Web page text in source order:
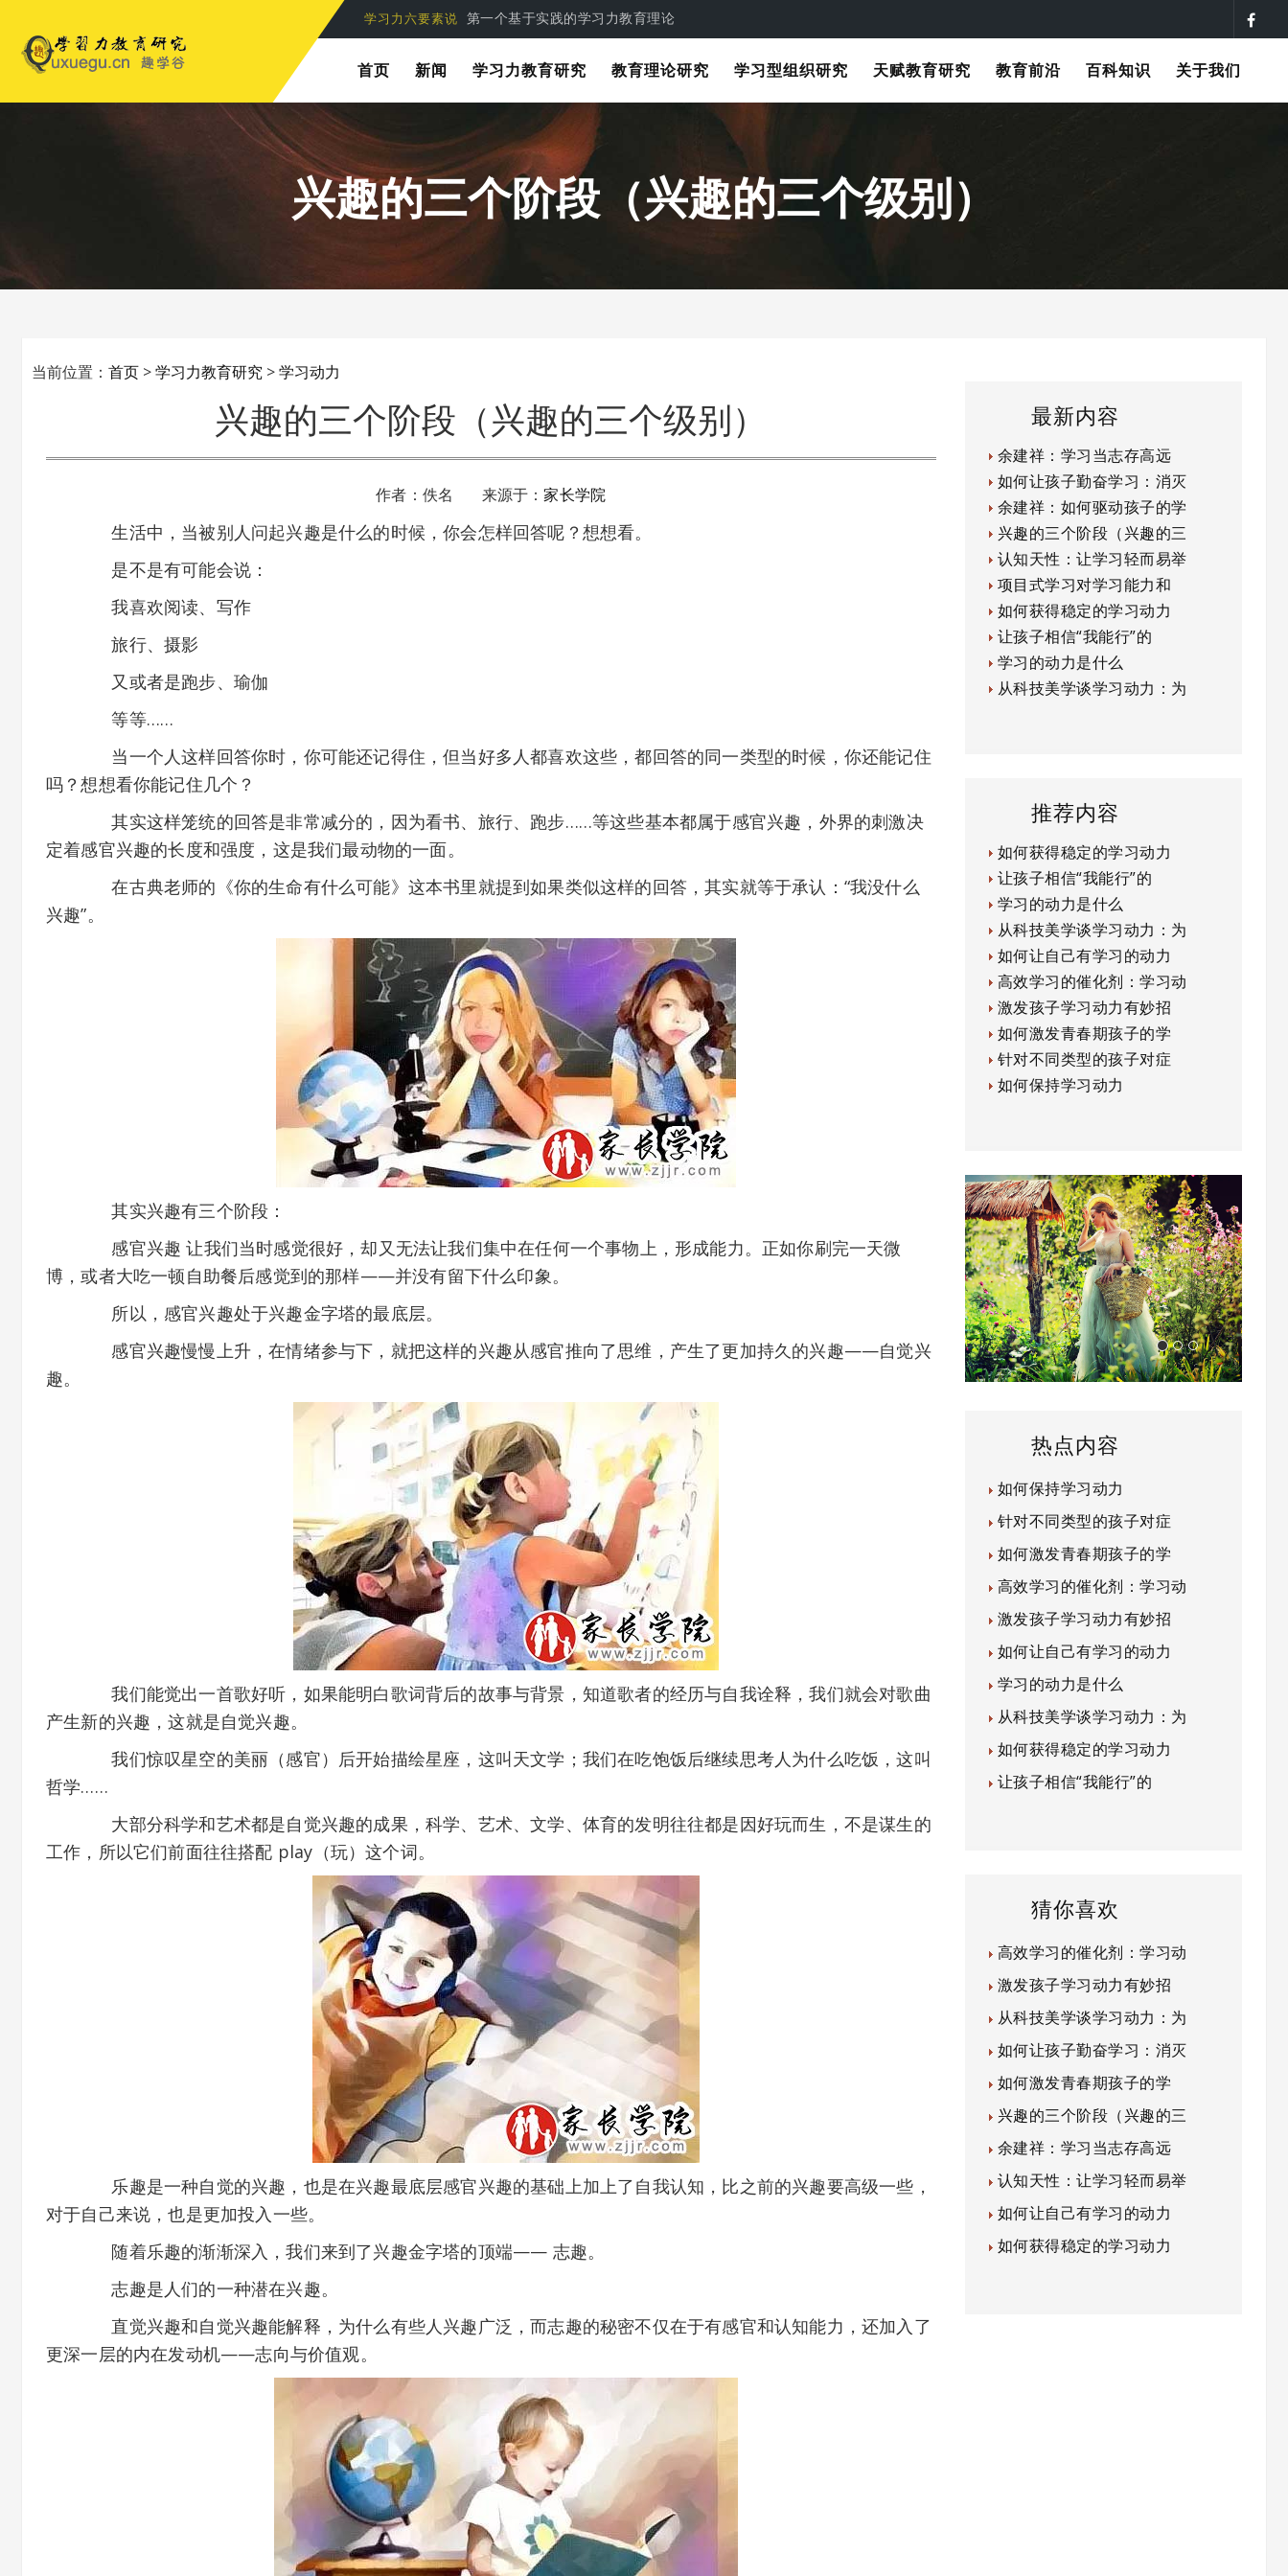
学习力六要素说 第一个基于实践的学习力教育理论
首页 新闻 学习力教育研究 教育理论研究 学习型组织研究 天赋教育研究 教育前沿 百科知识 关于我们
兴趣的三个阶段（兴趣的三个级别）
当前位置： 首页 >学习力教育研究 >学习动力
兴趣的三个阶段（兴趣的三个级别）
作者：佚名 来源于：家长学院
生活中，当被别人问起兴趣是什么的时候，你会怎样回答呢？想想看。
是不是有可能会说：
我喜欢阅读、写作
旅行、摄影
又或者是跑步、瑜伽
等等……
当一个人这样回答你时，你可能还记得住，但当好多人都喜欢这些，都回答的同一类型的时候，你还能记住
吗？想想看你能记住几个？
其实这样笼统的回答是非常减分的，因为看书、旅行、跑步……等这些基本都属于感官兴趣，外界的刺激决
定着感官兴趣的长度和强度，这是我们最动物的一面。
在古典老师的《你的生命有什么可能》这本书里就提到如果类似这样的回答，其实就等于承认：“我没什么
兴趣”。
其实兴趣有三个阶段：
感官兴趣 让我们当时感觉很好，却又无法让我们集中在任何一个事物上，形成能力。正如你刷完一天微
博，或者大吃一顿自助餐后感觉到的那样——并没有留下什么印象。
所以，感官兴趣处于兴趣金字塔的最底层。
感官兴趣慢慢上升，在情绪参与下，就把这样的兴趣从感官推向了思维，产生了更加持久的兴趣——自觉兴
趣。
我们能觉出一首歌好听，如果能明白歌词背后的故事与背景，知道歌者的经历与自我诠释，我们就会对歌曲
产生新的兴趣，这就是自觉兴趣。
我们惊叹星空的美丽（感官）后开始描绘星座，这叫天文学；我们在吃饱饭后继续思考人为什么吃饭，这叫
哲学……
大部分科学和艺术都是自觉兴趣的成果，科学、艺术、文学、体育的发明往往都是因好玩而生，不是谋生的
工作，所以它们前面往往搭配 play（玩）这个词。
乐趣是一种自觉的兴趣，也是在兴趣最底层感官兴趣的基础上加上了自我认知，比之前的兴趣要高级一些，
对于自己来说，也是更加投入一些。
随着乐趣的渐渐深入，我们来到了兴趣金字塔的顶端—— 志趣。
志趣是人们的一种潜在兴趣。
直觉兴趣和自觉兴趣能解释，为什么有些人兴趣广泛，而志趣的秘密不仅在于有感官和认知能力，还加入了
更深一层的内在发动机——志向与价值观。
最新内容
余建祥：学习当志存高远
如何让孩子勤奋学习：消灭
余建祥：如何驱动孩子的学
兴趣的三个阶段（兴趣的三
认知天性：让学习轻而易举
项目式学习对学习能力和
如何获得稳定的学习动力
让孩子相信“我能行”的
学习的动力是什么
从科技美学谈学习动力：为
推荐内容
如何获得稳定的学习动力
让孩子相信“我能行”的
学习的动力是什么
从科技美学谈学习动力：为
如何让自己有学习的动力
高效学习的催化剂：学习动
激发孩子学习动力有妙招
如何激发青春期孩子的学
针对不同类型的孩子对症
如何保持学习动力
热点内容
如何保持学习动力
针对不同类型的孩子对症
如何激发青春期孩子的学
高效学习的催化剂：学习动
激发孩子学习动力有妙招
如何让自己有学习的动力
学习的动力是什么
从科技美学谈学习动力：为
如何获得稳定的学习动力
让孩子相信“我能行”的
猜你喜欢
高效学习的催化剂：学习动
激发孩子学习动力有妙招
从科技美学谈学习动力：为
如何让孩子勤奋学习：消灭
如何激发青春期孩子的学
兴趣的三个阶段（兴趣的三
余建祥：学习当志存高远
认知天性：让学习轻而易举
如何让自己有学习的动力
如何获得稳定的学习动力